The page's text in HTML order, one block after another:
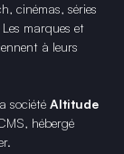
cinémas, séries
marques et
à leurs
société Altitude
hébergé
.